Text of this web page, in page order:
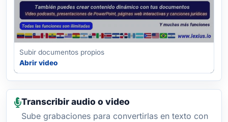
Subir documentos propios
Abrir video
Transcribir audio o video
Sube grabaciones para convertirlas en texto con